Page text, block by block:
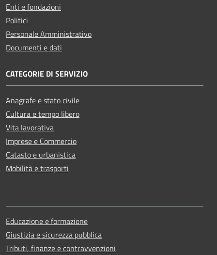
Enti e fondazioni
Politici
Personale Amministrativo
Documenti e dati
CATEGORIE DI SERVIZIO
Anagrafe e stato civile
Cultura e tempo libero
Vita lavorativa
Imprese e Commercio
Catasto e urbanistica
Mobilità e trasporti
Educazione e formazione
Giustizia e sicurezza pubblica
Tributi, finanze e contravvenzioni